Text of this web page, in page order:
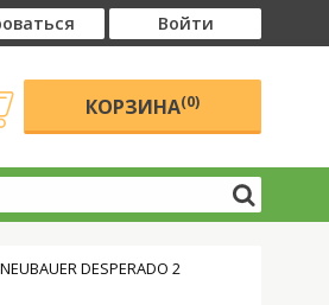
Войти
КОРЗИНА(0)
DESPERADO 2